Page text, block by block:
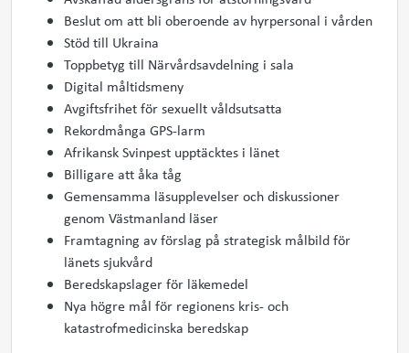
Beslut om att bli oberoende av hyrpersonal i vården
Stöd till Ukraina
Toppbetyg till Närvårdsavdelning i sala
Digital måltidsmeny
Avgiftsfrihet för sexuellt våldsutsatta
Rekordmånga GPS-larm
Afrikansk Svinpest upptäcktes i länet
Billigare att åka tåg
Gemensamma läsupplevelser och diskussioner
genom Västmanland läser
Framtagning av förslag på strategisk målbild för
länets sjukvård
Beredskapslager för läkemedel
Nya högre mål för regionens kris- och
katastrofmedicinska beredskap